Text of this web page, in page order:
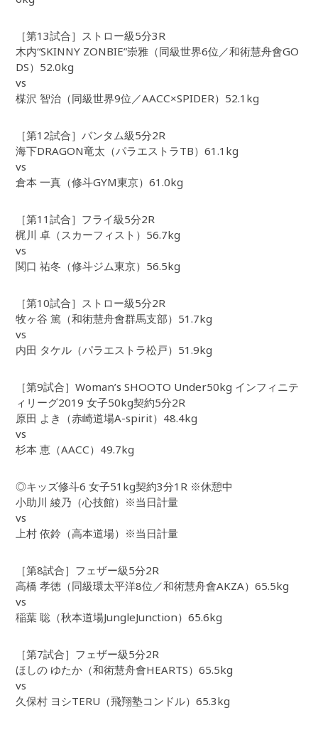
［第13試合］ストロー級5分3R
木内“SKINNY ZONBIE”崇雅（同級世界6位／和術慧舟會GO
DS）52.0kg
vs
楳沢 智治（同級世界9位／AACC×SPIDER）52.1kg
［第12試合］バンタム級5分2R
海下DRAGON竜太（パラエストラTB）61.1kg
vs
倉本 一真（修斗GYM東京）61.0kg
［第11試合］フライ級5分2R
梶川 卓（スカーフィスト）56.7kg
vs
関口 祐冬（修斗ジム東京）56.5kg
［第10試合］ストロー級5分2R
牧ヶ谷 篤（和術慧舟會群馬支部）51.7kg
vs
内田 タケル（パラエストラ松戸）51.9kg
［第9試合］Woman’s SHOOTO Under50kg インフィニテ
ィリーグ2019 女子50kg契約5分2R
原田 よき（赤崎道場A-spirit）48.4kg
vs
杉本 恵（AACC）49.7kg
◎キッズ修斗6 女子51kg契約3分1R ※休憩中
小助川 綾乃（心技館）※当日計量
vs
上村 依鈴（高本道場）※当日計量
［第8試合］フェザー級5分2R
高橋 孝徳（同級環太平洋8位／和術慧舟會AKZA）65.5kg
vs
稲葉 聡（秋本道場JungleJunction）65.6kg
［第7試合］フェザー級5分2R
ほしの ゆたか（和術慧舟會HEARTS）65.5kg
vs
久保村 ヨシTERU（飛翔塾コンドル）65.3kg